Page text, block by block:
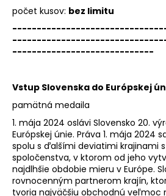
počet kusov: bez limitu
-----------------------------
Vstup Slovenska do Európskej
pamätná medaila
1. mája 2024 oslávi Slovensko 20.
Európskej únie. Práva 1. mája 2024
spolu s ďalšími deviatimi krajinami
spoločenstva, v ktorom od jeho
najdlhšie obdobie mieru v Európe.
rovnocenným partnerom krajín,
tvoria najväčšiu obchodnú veľmoc